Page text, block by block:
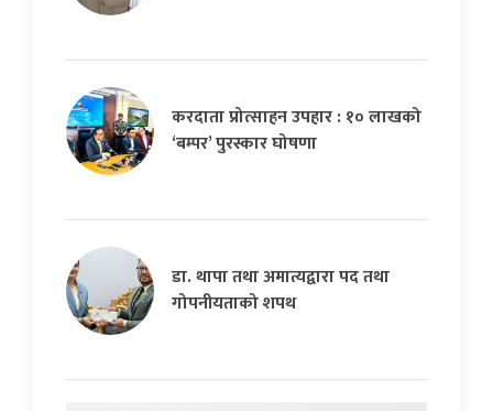
करदाता प्रोत्साहन उपहार : १० लाखको
‘बम्पर’ पुरस्कार घोषणा
डा. थापा तथा अमात्यद्वारा पद तथा
गोपनीयताको शपथ